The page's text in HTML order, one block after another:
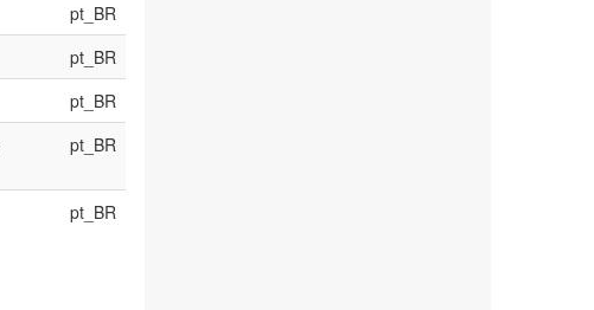
pt_BR
pt_BR
pt_BR
pt_BR
pt_BR